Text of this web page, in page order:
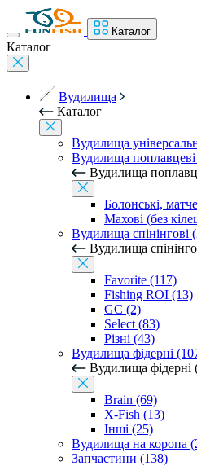
Каталог
Каталог
Вудилища
Каталог
Вудилища
Вудилища
Вудилища
Болонські,
Махові (без
Вудилища спінінгові
Вудилища
Favorite (117)
Fishing ROI (13)
GC (2)
Select (83)
Різні (43)
Вудилища фідерні
Вудилища фідерні
Brain (69)
X-Fish (13)
Інші (25)
Вудилища на коропа
Запчастини (138)